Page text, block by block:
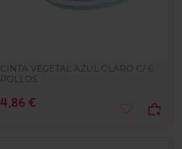
CINTA VEGETAL AZUL CLARO C/ 6
ROLLOS
4,86 €